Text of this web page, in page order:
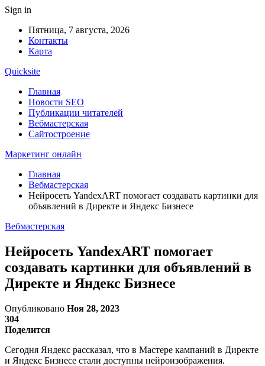
Sign in
Пятница, 7 августа, 2026
Контакты
Карта
Quicksite
Главная
Новости SEO
Публикации читателей
Вебмастерская
Сайтостроение
Маркетинг онлайн
Главная
Вебмастерская
Нейросеть YandexART помогает создавать картинки для
объявлений в Директе и Яндекс Бизнесе
Вебмастерская
Нейросеть YandexART помогает
создавать картинки для объявлений в
Директе и Яндекс Бизнесе
Опубликовано Ноя 28, 2023
304
Поделится
Сегодня Яндекс рассказал, что в Мастере кампаний в Директе
и Яндекс Бизнесе стали доступны нейроизображения.